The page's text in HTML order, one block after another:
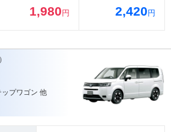
1,980円 2,420円
ップワゴン 他